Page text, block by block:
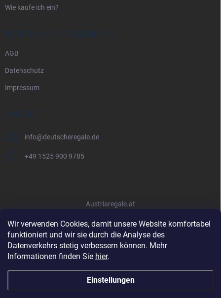
Wir verwenden Cookies, damit unsere Website komfortabel
funktioniert und wir sie durch die Analyse des
Datenverkehrs stetig verbessern können. Mehr
Informationen finden Sie hier.
Einstellungen
Wie kaufe ich ein?
RECHTLICHE INFORMATIONEN
AGB
Datenschutz
Impressum
KONTAKT
info@deutscheregale.de
+49 1525 900 9785
Austriaregale.at